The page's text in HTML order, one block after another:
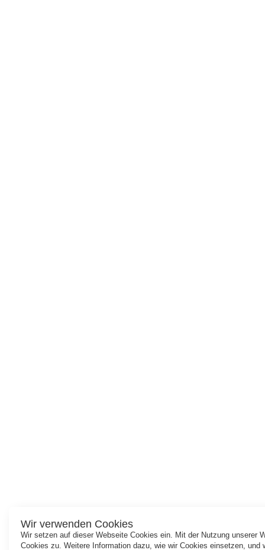
Wir verwenden Cookies
Wir setzen auf dieser Webseite Cookies ein. Mit der Nutzung unserer
Cookies zu. Weitere Information dazu, wie wir Cookies einsetzen, und